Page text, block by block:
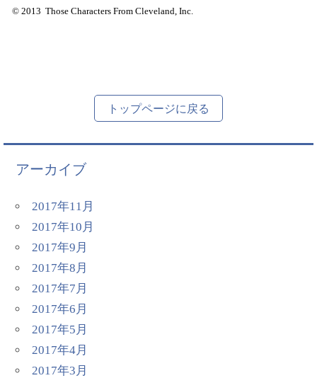
© 2013 Those Characters From Cleveland, Inc.
トップページに戻る
アーカイブ
2017年11月
2017年10月
2017年9月
2017年8月
2017年7月
2017年6月
2017年5月
2017年4月
2017年3月